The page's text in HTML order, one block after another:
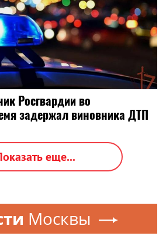
Росгвардии во
задержал виновника ДТП
еще...
Москвы